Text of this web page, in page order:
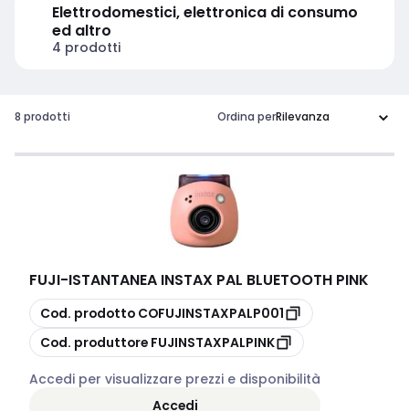
Elettrodomestici, elettronica di consumo
ed altro
4 prodotti
8 prodotti Ordina per
FUJI-ISTANTANEA INSTAX PAL BLUETOOTH PINK
copia
Cod. prodotto COFUJINSTAXPALP001
copia
Cod. produttore FUJINSTAXPALPINK
Accedi per visualizzare prezzi e disponibilità
Accedi